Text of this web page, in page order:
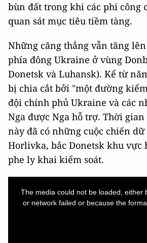
bùn đất trong khi các phi công
quan sát mục tiêu tiềm tàng.
Những căng thẳng vẫn tăng
phía đông Ukraine ở vùng
Donetsk và Luhansk). Kể từ
bị chia cắt bởi "một đường
đội chính phủ Ukraine và các
Nga được Nga hỗ trợ. Thời gian
này đã có những cuộc chiến
Horlivka, bắc Donetsk khu vực
phe ly khai kiểm soát.
The media could not be loaded, either
or network failed or because the